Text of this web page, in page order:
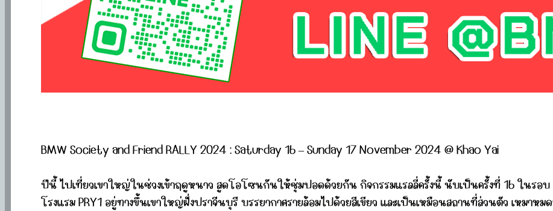
BMW Society and Friend RALLY 2024 : Saturday 16 – Sunday 17 November 2024 @ Khao Yai
ปีนี้ ไปเที่ยวเขาใหญ่ในช่วงเข้าฤดูหนาว สูดโอโซนกันให้ชุ่มปอดด้วยกัน กิจกรรมแรลลี่ครั้งนี้ นับเป็นครั้งที่ 16 ในรอ
โรงแรม PRY1 อยู่ทางขึ้นเขาใหญ่ฝั่งปราจีนบุรี บรรยากาศรายล้อมไปด้วยสีเขียว และเป็นเหมือนสถานที่ส่วนตัว เหมาห